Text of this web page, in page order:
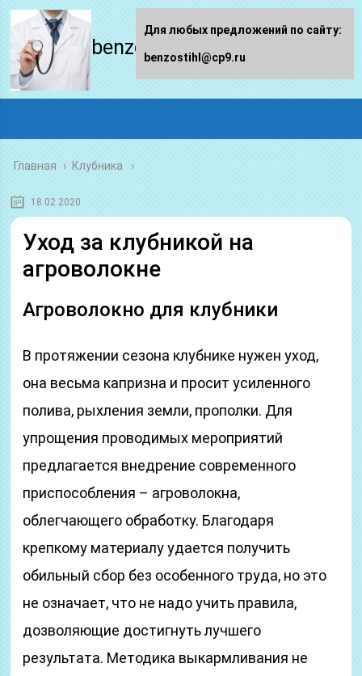
benzostihl.ru
Главная › Клубника
18.02.2020
Уход за клубникой на
агроволокне
Агроволокно для клубники
В протяжении сезона клубнике нужен уход,
она весьма капризна и просит усиленного
полива, рыхления земли, прополки. Для
упрощения проводимых мероприятий
предлагается внедрение современного
приспособления – агроволокна,
облегчающего обработку. Благодаря
крепкому материалу удается получить
обильный сбор без особенного труда, но это
не означает, что не надо учить правила,
дозволяющие достигнуть лучшего
результата. Методика выкармливания не
Для любых предложений по сайту:
benzostihl@cp9.ru